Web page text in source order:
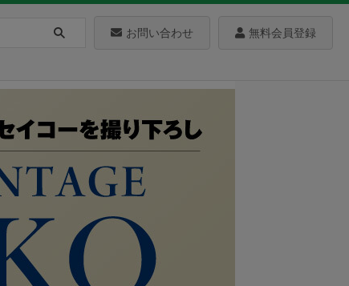
お問い合わせ 無料会員登録